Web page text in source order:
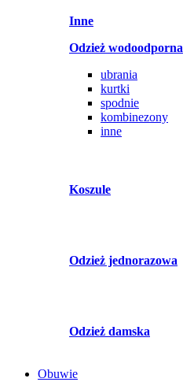
Inne
Odzież wodoodporna
ubrania
kurtki
spodnie
kombinezony
inne
Koszule
Odzież jednorazowa
Odzież damska
Obuwie